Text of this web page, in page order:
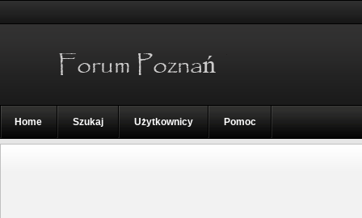
Home Szukaj Użytkownicy Pomoc